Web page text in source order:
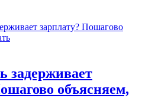
задерживает
объясняем,